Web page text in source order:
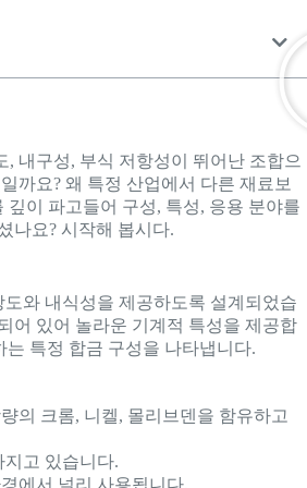
, 내구성, 부식 저항성이 뛰어난 조합으
까요? 왜 특정 산업에서 다른 재료보
깊이 파고들어 구성, 특성, 응용 분야를
나요? 시작해 봅시다.
와 내식성을 제공하도록 설계되었습
어 있어 놀라운 기계적 특성을 제공합
특정 합금 구성을 나타냅니다.
의 크롬, 니켈, 몰리브덴을 함유하고
고 있습니다.
에서 널리 사용됩니다.